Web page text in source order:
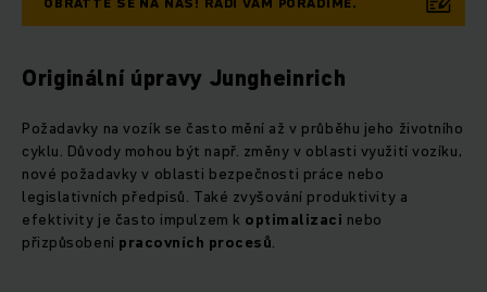
Originální úpravy Jungheinrich
Požadavky na vozík se často mění až v průběhu jeho životního
cyklu. Důvody mohou být např. změny v oblasti využití vozíku,
nové požadavky v oblasti bezpečnosti práce nebo
legislativních předpisů. Také zvyšování produktivity a
efektivity je často impulzem k optimalizaci nebo
přizpůsobení pracovních procesů.